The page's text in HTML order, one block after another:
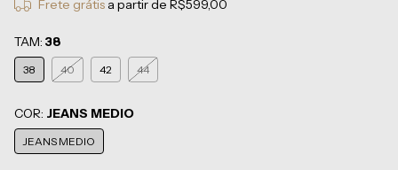
Frete grátis a partir de R$599,00
TAM: 38
38 40 42 44
COR: JEANS MEDIO
JEANS MEDIO